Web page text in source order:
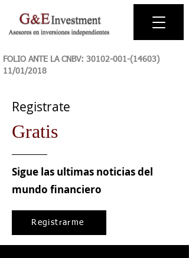
FOLIO ANTE LA CNBV: 30102-001-(14603)
11/01/2018
Registrate
Gratis
Sigue las ultimas noticias del
mundo financiero
Registrarme